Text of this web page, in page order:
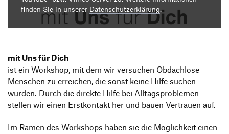
Transfer und Kooperation
Produktgestaltung B.A.
Strategische Gestaltung M.A.
finden Sie in unserer Datenschutzerklärung.
mit Uns für Dich
ist ein Workshop, mit dem wir versuchen Obdachlose
Menschen zu erreichen, die sonst keine Hilfe suchen
würden. Durch die direkte Hilfe bei Alltagsproblemen
stellen wir einen Erstkontakt her und bauen Vertrauen auf.
Im Ramen des Workshops haben sie die Möglichkeit einen